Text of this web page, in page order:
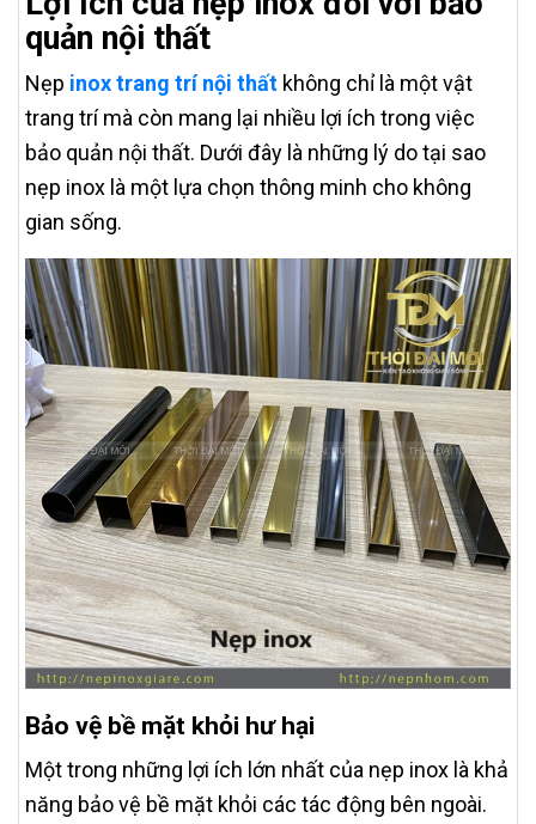
quản nội thất
Nẹp inox trang trí nội thất không chỉ là một vật
trang trí mà còn mang lại nhiều lợi ích trong việc
bảo quản nội thất. Dưới đây là những lý do tại sao
nẹp inox là một lựa chọn thông minh cho không
gian sống.
Bảo vệ bề mặt khỏi hư hại
Một trong những lợi ích lớn nhất của nẹp inox là khả
năng bảo vệ bề mặt khỏi các tác động bên ngoài.